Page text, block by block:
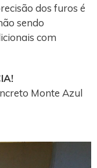
dos furos é
sendo
com
Monte Azul